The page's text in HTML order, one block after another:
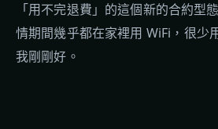
「用不完退費」的這個新的合約型
情期間幾乎都在家裡用 WiFi，很少
我剛剛好。